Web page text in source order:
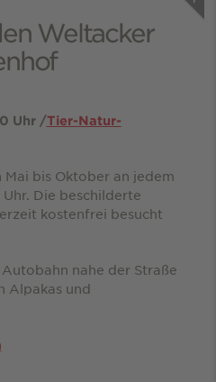
Weltacker
Uhr /Tier-Natur-
bis Oktober an jedem
Uhr. Die beschilderte
kostenfrei besucht
nahe der Straße
Alpakas und